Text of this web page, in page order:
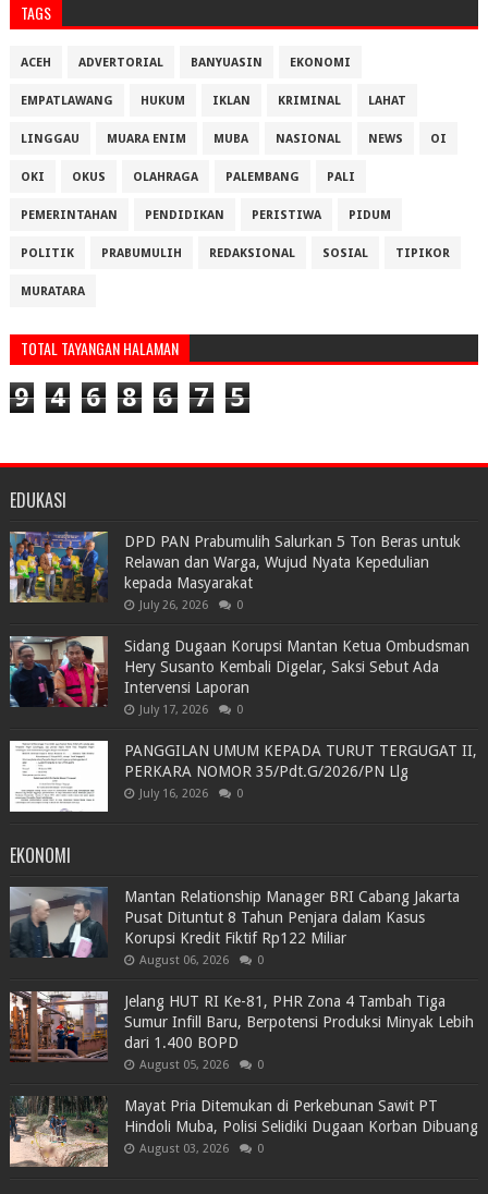
TAGS
ACEH ADVERTORIAL BANYUASIN EKONOMI
EMPATLAWANG HUKUM IKLAN KRIMINAL LAHAT
LINGGAU MUARA ENIM MUBA NASIONAL NEWS OI
OKI OKUS OLAHRAGA PALEMBANG PALI
PEMERINTAHAN PENDIDIKAN PERISTIWA PIDUM
POLITIK PRABUMULIH REDAKSIONAL SOSIAL TIPIKOR
MURATARA
TOTAL TAYANGAN HALAMAN
9 4 6 8 6 7 5
EDUKASI
DPD PAN Prabumulih Salurkan 5 Ton Beras untuk
Relawan dan Warga, Wujud Nyata Kepedulian
kepada Masyarakat
July 26, 2026 0
Sidang Dugaan Korupsi Mantan Ketua Ombudsman
Hery Susanto Kembali Digelar, Saksi Sebut Ada
Intervensi Laporan
July 17, 2026 0
PANGGILAN UMUM KEPADA TURUT TERGUGAT II,
PERKARA NOMOR 35/Pdt.G/2026/PN Llg
July 16, 2026 0
EKONOMI
Mantan Relationship Manager BRI Cabang Jakarta
Pusat Dituntut 8 Tahun Penjara dalam Kasus
Korupsi Kredit Fiktif Rp122 Miliar
August 06, 2026 0
Jelang HUT RI Ke-81, PHR Zona 4 Tambah Tiga
Sumur Infill Baru, Berpotensi Produksi Minyak Lebih
dari 1.400 BOPD
August 05, 2026 0
Mayat Pria Ditemukan di Perkebunan Sawit PT
Hindoli Muba, Polisi Selidiki Dugaan Korban Dibuang
August 03, 2026 0